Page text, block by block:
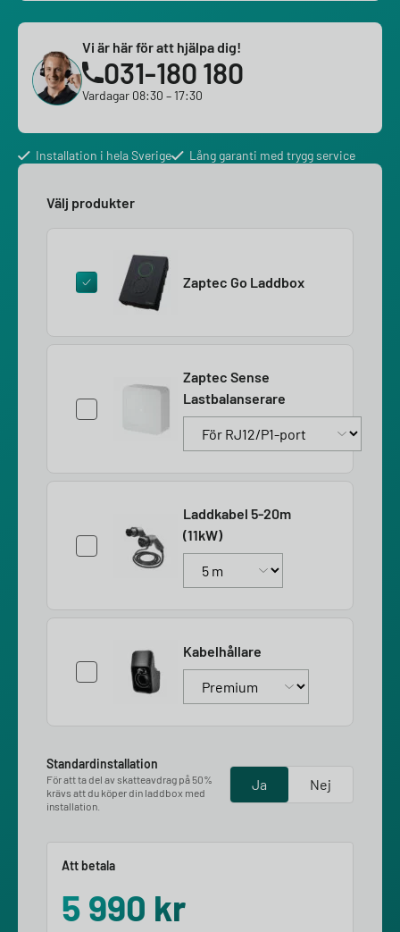
Vi är här för att hjälpa dig!
031-180 180
Vardagar 08:30 – 17:30
Installation i hela Sverige Lång garanti med trygg service
Välj produkter
Zaptec Go Laddbox
Zaptec Sense
Lastbalanserare
Laddkabel 5-20m
(11kW)
Kabelhållare
Standardinstallation
För att ta del av skatteavdrag på 50%
krävs att du köper din laddbox med
installation.
Ja Nej
Att betala
5 990 kr